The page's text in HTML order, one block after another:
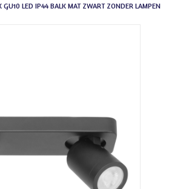
GU10 LED IP44 BALK MAT ZWART ZONDER LAMPEN